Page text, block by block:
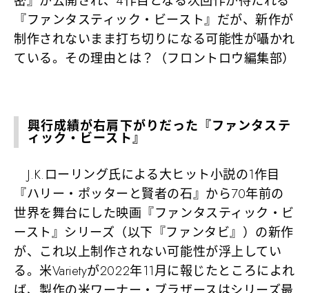
『ファンタスティック・ビースト』だが、新作が
制作されないまま打ち切りになる可能性が囁かれ
ている。その理由とは？（フロントロウ編集部）
興行成績が右肩下がりだった『ファンタステ
ィック・ビースト』
J.K.ローリング氏による大ヒット小説の1作目
『ハリー・ポッターと賢者の石』から70年前の
世界を舞台にした映画『ファンタスティック・ビ
ースト』シリーズ（以下『ファンタビ』）の新作
が、これ以上制作されない可能性が浮上してい
る。米Varietyが2022年11月に報じたところによれ